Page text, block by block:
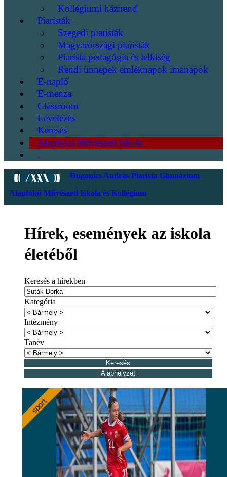
Kollégiumi házirend
Piaristák
Szegedi piaristák
Magyarországi piaristák
Piarista pedagógia és lelkiség
Rendi ünnepek emléknapok imanapok
E-napló
E-menza
Classroom
Levelezés
Keresés
Alapfokú Művészeti Iskola
.
Dugonics András Piarista Gimnázium
Alapfokú Művészeti Iskola és Kollégium
Hírek, események az iskola
életéből
Keresés a hírekben
Kategória
Intézmény
Tanév